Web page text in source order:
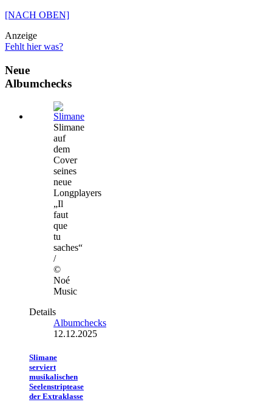
[NACH OBEN]
Anzeige
Fehlt hier was?
Neue
Albumchecks
Slimane
auf
dem
Cover
seines
neue
Longplayers
„Il
faut
que
tu
saches“
/
©
Noé
Music
Details
Albumchecks
12.12.2025
Slimane
serviert
musikalischen
Seelenstriptease
der Extraklasse